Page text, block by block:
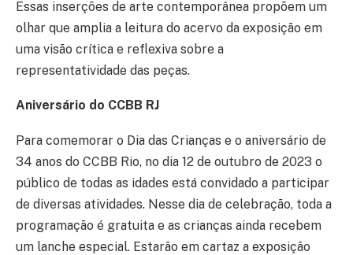
Essas inserções de arte contemporânea propõem um
olhar que amplia a leitura do acervo da exposição em
uma visão crítica e reflexiva sobre a
representatividade das peças.
Aniversário do CCBB RJ
Para comemorar o Dia das Crianças e o aniversário de
34 anos do CCBB Rio, no dia 12 de outubro de 2023 o
público de todas as idades está convidado a participar
de diversas atividades. Nesse dia de celebração, toda a
programação é gratuita e as crianças ainda recebem
um lanche especial. Estarão em cartaz a exposição